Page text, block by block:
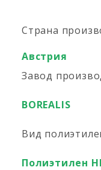
Страна
Австрия
Завод
BOREALIS
Вид
Полиэтилен